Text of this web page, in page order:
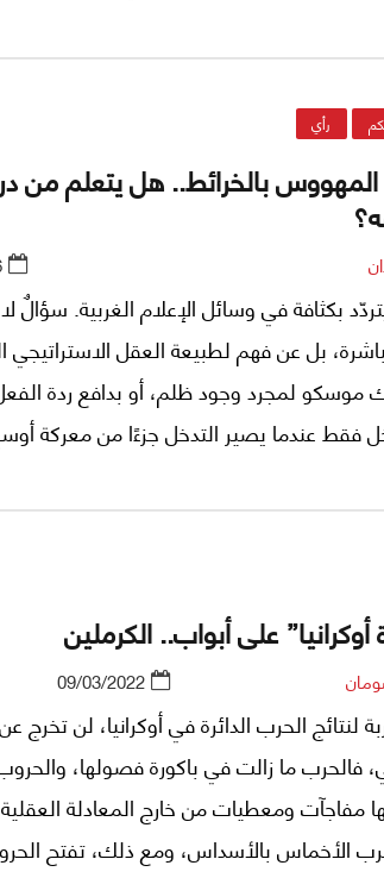
مجرد خيارات عابرة، بل كأعراض لخلل
القوة وحدودها. خللٌ يجعل من الاخضاع
الاستراتيجية، وهذا ما يضع العالم أمام
تتصرف، دولياً، بلا ضوابط أخلاقية، في
يحتمل المزيد من الاختلال.
رأي
المهووس بالخرائط.. هل يتعلم من
بكثافة في وسائل الإعلام الغربية. سؤالٌ
بل عن فهم لطبيعة العقل الاستراتيجي
موسكو لمجرد وجود ظلم، أو بدافع ردة
فقط عندما يصير التدخل جزءًا من معركة
الشرق أوسطي بالنسبة إلى روسيا
بل هو فصل من فصول الصراع على النظام
هذه الزاوية، يُطرح سؤال: متى تتدخل
وأخطر: متى ترى موسكو أن غيابها بات يُهدّد
الكبرى للعالم؟
على أبواب.. الكرملين
09/03/2022
لنتائج الحرب الدائرة في أوكرانيا، لن تخرج
فالحرب ما زالت في باكورة فصولها،
مفاجآت ومعطيات من خارج المعادلة العقلية
الأخماس بالأسداس، ومع ذلك، تفتح